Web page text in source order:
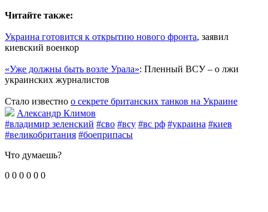
Читайте также:
Украина готовится к открытию нового фронта, заявил
киевский военкор
«Уже должны быть возле Урала»: Пленный ВСУ – о лжи
украинских журналистов
Стало известно о секрете британских танков на Украине
Александр Климов
#владимир зеленский #сво #всу #вс рф #украина #киев
#великобритания #боеприпасы
Что думаешь?
0 0 0 0 0 0